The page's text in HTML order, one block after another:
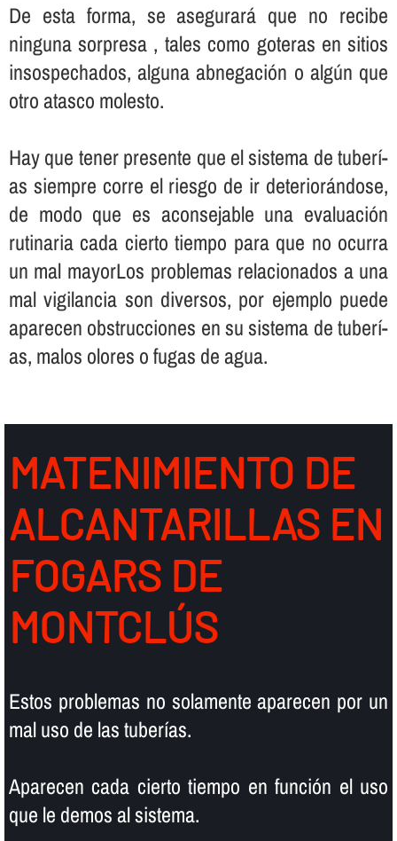
De esta forma, se asegurará que no recibe
ninguna sorpresa , tales como goteras en sitios
insospechados, alguna abnegación o algún que
otro atasco molesto.
Hay que tener presente que el sistema de tuberí­
as siempre corre el riesgo de ir deteriorándose,
de modo que es aconsejable una evaluación
rutinaria cada cierto tiempo para que no ocurra
un mal mayorLos problemas relacionados a una
mal vigilancia son diversos, por ejemplo puede
aparecen obstrucciones en su sistema de tuberí­
as, malos olores o fugas de agua.
MATENIMIENTO DE
ALCANTARILLAS EN
FOGARS DE
MONTCLÚS
Estos problemas no solamente aparecen por un
mal uso de las tuberí­as.
Aparecen cada cierto tiempo en función el uso
que le demos al sistema.